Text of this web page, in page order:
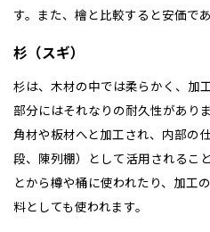
す。また、檜と比較すると安価で
杉（スギ）
杉は、木材の中では柔らかく、加
部分にはそれなりの耐久性があり
角材や板材へと加工され、内部の
段、陳列棚）として活用されるこ
とから樽や桶に使われたり、加工
料としても使われます。